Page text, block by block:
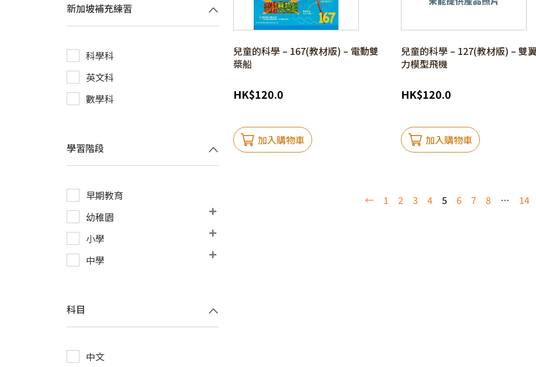
新加坡補充練習
科學科
英文科
數學科
學習階段
早期教育
幼稚園
小學
中學
科目
中文
兒童的科學 – 167(教材版) – 電動雙
槳船
HK$120.0
加入購物車
兒童的科學 – 127(教材版) – 雙
力模型飛機
HK$120.0
加入購物車
← 1 2 3 4 5 6 7 8 … 14